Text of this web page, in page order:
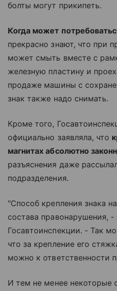
болты могут прикипеть.
Когда может
прекрасно знают, что при
может смыть вместе с
железную пластину и
продаже машины с
знак также надо снимать.
Кроме того,
официально заявляла, что
магнитах абсолютно
разъяснения даже
подразделения.
"Способ крепления знака
состава правонарушения,
Госавтоинспекции. - Так
что за крепление его
можно к ответственности
И тем не менее некоторые